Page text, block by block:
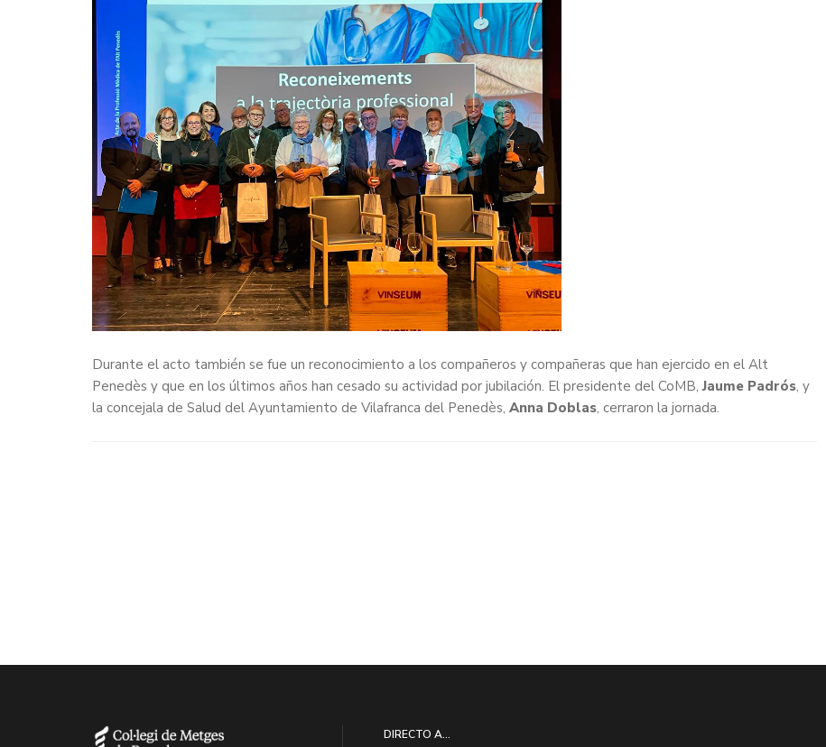
Durante el acto también se fue un reconocimiento a los compañeros y compañeras que han ejercido en el Alt
Penedès y que en los últimos años han cesado su actividad por jubilación. El presidente del CoMB,Jaume Padrós, y
la concejala de Salud del Ayuntamiento de Vilafranca del Penedès, Anna Doblas, cerraron la jornada.
DIRECTO A...